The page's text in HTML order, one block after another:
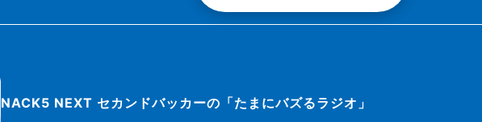
NACK5 NEXT セカンドバッカーの「たまにバズるラジオ」